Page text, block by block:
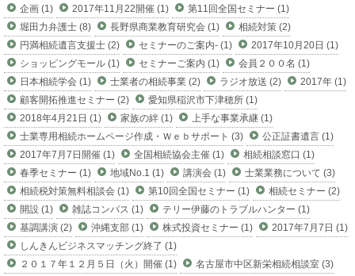
企画 (1)
2017年11月22開催 (1)
第11回全国セミナー (1)
堀田力弁護士 (8)
長野県商業教育研究会 (1)
相続対策 (2)
円満相続遺言支援士 (2)
セミナーのご案内- (1)
2017年10月20日 (1)
ショッピングモール (1)
セミナーご案内 (1)
会員２００名 (1)
日本相続学会 (1)
士業者の相続事業 (2) ラジオ放送 (2)
2017年 (1)
顧客開拓推進セミナー (2)
愛知県稲沢市下津穂所 (1)
2018年4月21日 (1)
家族の絆 (1)
上手な事業承継 (1)
士業専用相続ホームページ作成・Ｗｅｂサポート (3)
公正証書遺言 (1)
2017年7月7日開催 (1)
全国相続協会主催 (1)
相続相談窓口 (1)
春季セミナー (1)
地域No.1 (1) 講演会 (1)
士業業務について (3)
相続税対策無料相談会 (1)
第10回全国セミナー (1)
相続セミナー (2)
開設 (1)
雑誌コンパス (1)
テリー伊藤のトラブルハンター (1)
基調講演 (2)
沖縄支部 (1) 株式投資セミナー (1)
2017年7月7日 (1)
しんきんビジネスマッチング終了 (1)
２０１７年１２月５日（火）開催 (1)
名古屋市中区新栄相続相談室 (3)